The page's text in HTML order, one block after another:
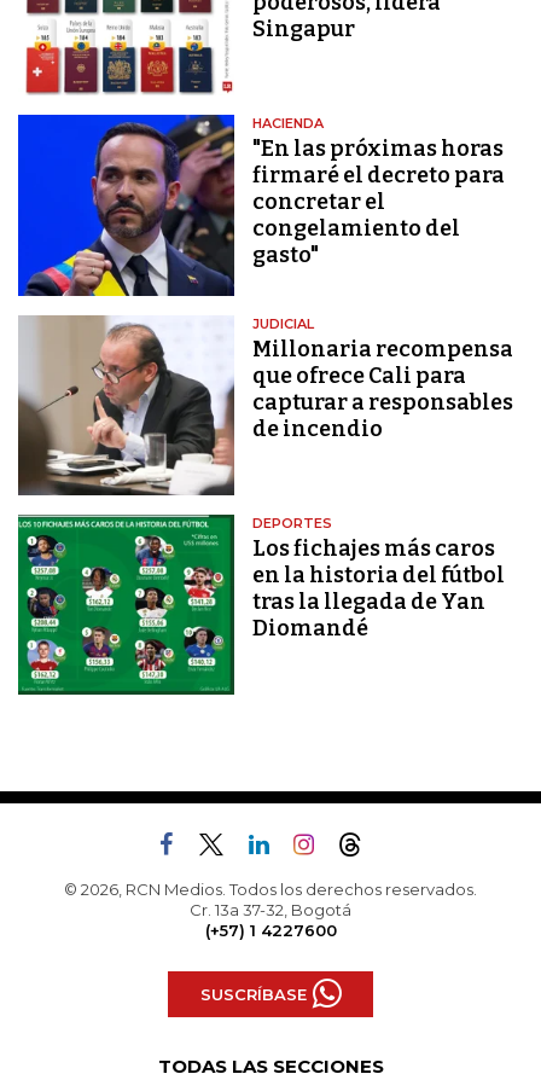
Singapur
HACIENDA
"En las próximas horas
firmaré el decreto para
concretar el
congelamiento del
gasto"
JUDICIAL
Millonaria recompensa
que ofrece Cali para
capturar a responsables
de incendio
DEPORTES
Los fichajes más caros
en la historia del fútbol
tras la llegada de Yan
Diomandé
© 2026, RCN Medios. Todos los derechos reservados.
Cr. 13a 37-32, Bogotá
(+57) 1 4227600
SUSCRÍBASE
TODAS LAS SECCIONES